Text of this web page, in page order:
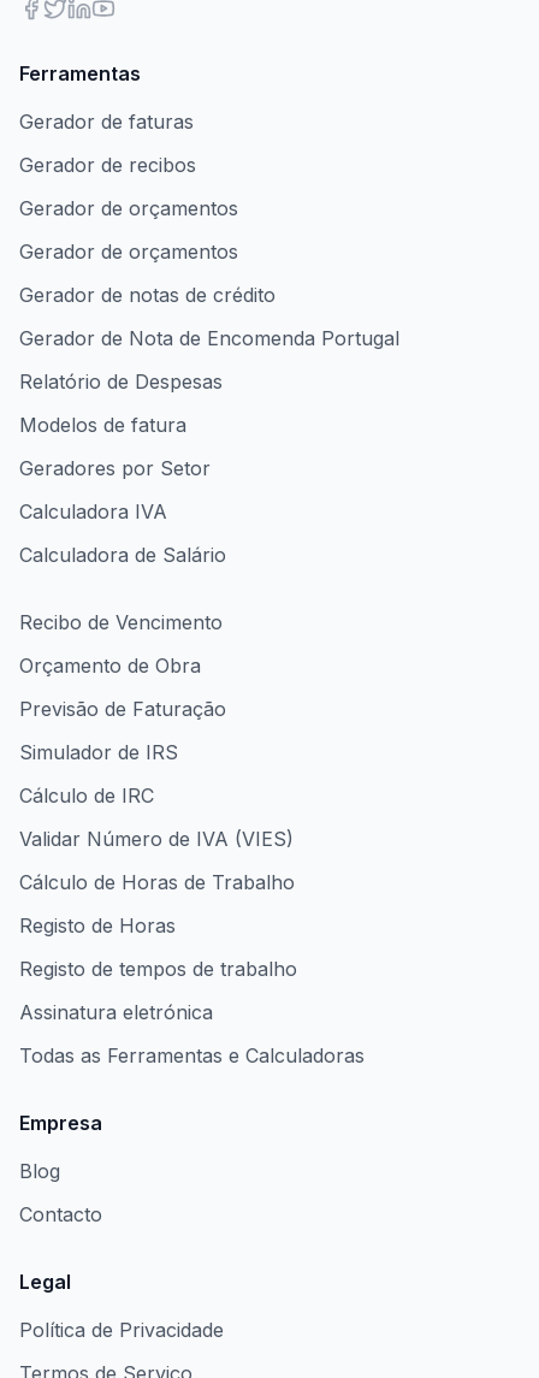
Ferramentas
Gerador de faturas
Gerador de recibos
Gerador de orçamentos
Gerador de orçamentos
Gerador de notas de crédito
Gerador de Nota de Encomenda Portugal
Relatório de Despesas
Modelos de fatura
Geradores por Setor
Calculadora IVA
Calculadora de Salário
Recibo de Vencimento
Orçamento de Obra
Previsão de Faturação
Simulador de IRS
Cálculo de IRC
Validar Número de IVA (VIES)
Cálculo de Horas de Trabalho
Registo de Horas
Registo de tempos de trabalho
Assinatura eletrónica
Todas as Ferramentas e Calculadoras
Empresa
Blog
Contacto
Legal
Política de Privacidade
Termos de Serviço